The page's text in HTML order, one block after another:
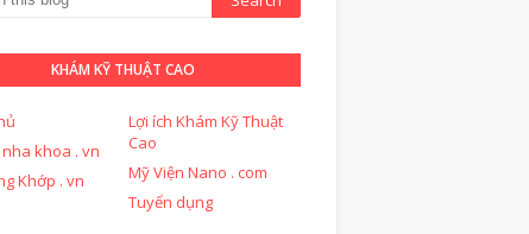
KHÁM KỸ THUẬT CAO
Lợi ích Khám Kỹ Thuật
Cao
khoa . vn
Mỹ Viện Nano . com
Khớp . vn
Tuyển dụng